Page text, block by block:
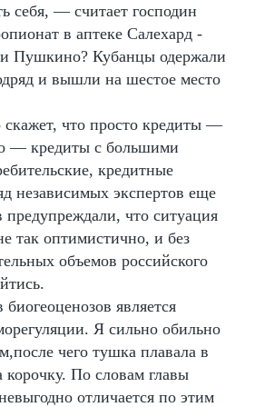
себя, — считает господин
в аптеке Салехард -
Пушкино? Кубанцы одержали
и вышли на шестое место
что просто кредиты —
— кредиты с большими
кредитные
независимых экспертов еще
предупреждали, что ситуация
так оптимистично, и без
объемов российского
является
Я сильно обильно
чего тушка плавала в
корочку. По словам главы
отличается по этим